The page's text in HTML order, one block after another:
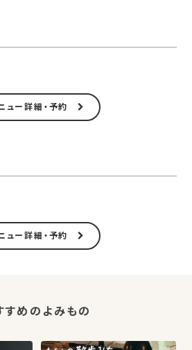
ュー詳細・予約
ュー詳細・予約
すめのよみもの